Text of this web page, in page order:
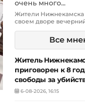
очень много...
Жители Нижнекамска
своем дворе
Все
Житель
приговорен к 8
свободы за
6-08-2026, 16:15